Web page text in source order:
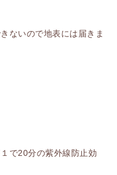
ないので地表には届きま
で20分の紫外線防止効